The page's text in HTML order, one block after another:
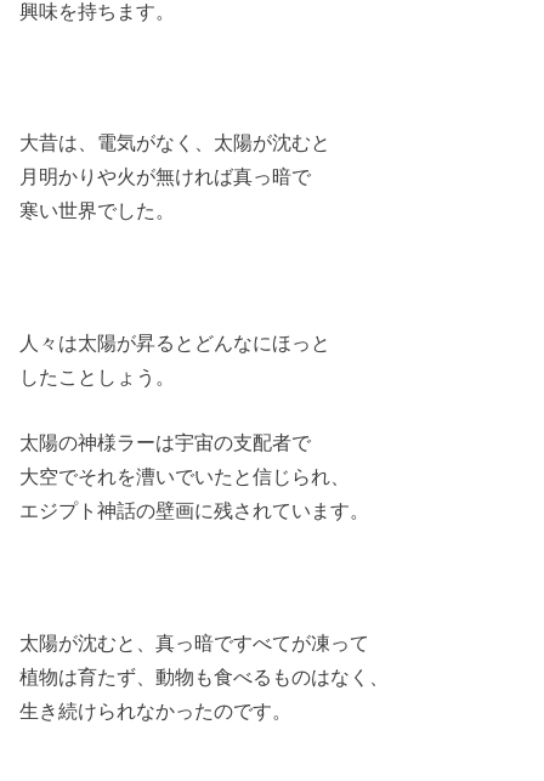
興味を持ちます。
大昔は、電気がなく、太陽が沈むと
月明かりや火が無ければ真っ暗で
寒い世界でした。
人々は太陽が昇るとどんなにほっと
したことしょう。
太陽の神様ラーは宇宙の支配者で
大空でそれを漕いでいたと信じられ、
エジプト神話の壁画に残されています。
太陽が沈むと、真っ暗ですべてが凍って
植物は育たず、動物も食べるものはなく、
生き続けられなかったのです。